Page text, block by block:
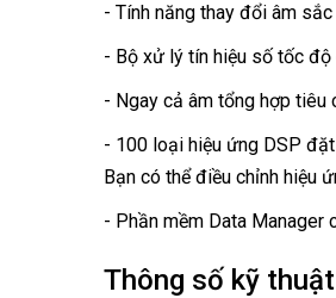
- Tính năng thay đổi âm
- Bộ xử lý tín hiệu số tốc độ
- Ngay cả âm tổng hợp tiêu
- 100 loại hiệu ứng DSP
Bạn có thể điều chỉnh hiệu
- Phần mềm Data Manager
Thông số kỹ